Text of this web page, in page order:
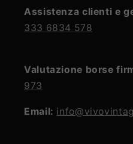
Assistenza clienti e
333 6834 578
Valutazione borse
973
Email: